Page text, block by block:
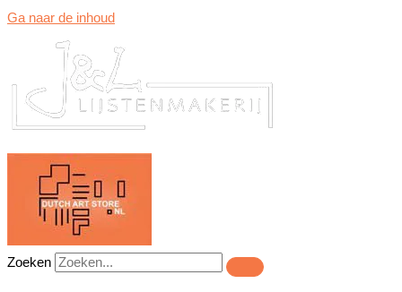
Ga naar de inhoud
Zoeken